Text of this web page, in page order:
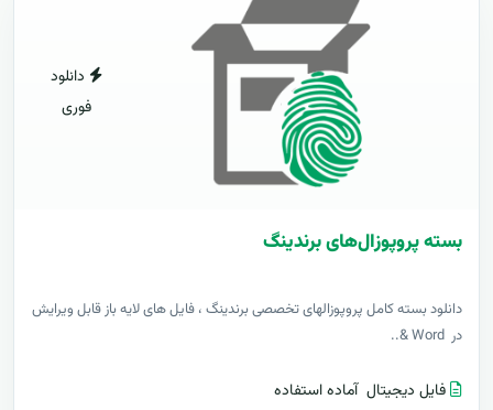
دانلود
فوری
بسته پروپوزال‌های برندینگ
دانلود بسته کامل پروپوزالهای تخصصی برندینگ ، فایل های لایه باز قابل ویرایش
در Word &..
فایل دیجیتال آماده استفاده